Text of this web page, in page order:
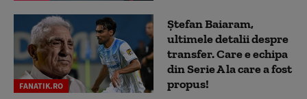
FANATIK.RO
Ștefan Baiaram,
ultimele detalii despre
transfer. Care e echipa
din Serie A la care a fost
propus!